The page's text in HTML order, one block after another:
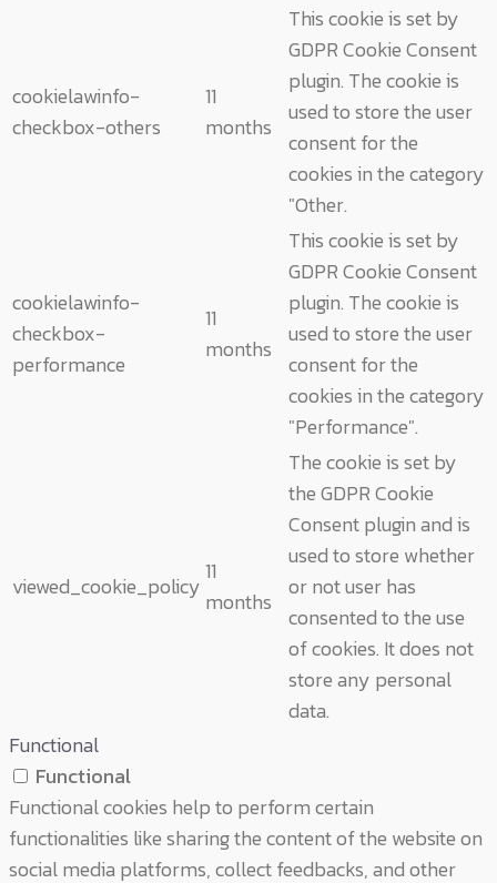
cookielawinfo-
checkbox-others
11
months
This cookie is set by
GDPR Cookie Consent
plugin. The cookie is
used to store the user
consent for the
cookies in the category
"Other.
cookielawinfo-
checkbox-
performance
11
months
This cookie is set by
GDPR Cookie Consent
plugin. The cookie is
used to store the user
consent for the
cookies in the category
"Performance".
viewed_cookie_policy
11
months
The cookie is set by
the GDPR Cookie
Consent plugin and is
used to store whether
or not user has
consented to the use
of cookies. It does not
store any personal
data.
Functional
Functional
Functional cookies help to perform certain
functionalities like sharing the content of the website on
social media platforms, collect feedbacks, and other